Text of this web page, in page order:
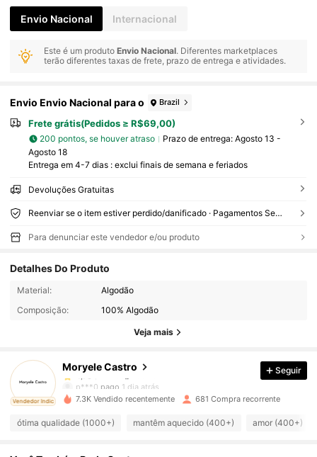
Envio Nacional Internacional
Este é um produtoEnvio Nacional. Diferentes marketplaces
terão diferentes taxas de frete, prazo de entrega e atividades.
Envio Envio Nacional para o Brazil
Frete grátis(Pedidos ≥ R$69,00)
200 pontos, se houver atraso Prazo de entrega: Agosto 13 -
Agosto 18
Entrega em 4-7 dias : exclui finais de semana e feriados
Devoluções Gratuitas
Reenviar se o item estiver perdido/danificado · Pagamentos Seguros · Proteção de privacidade
Para denunciar este vendedor e/ou produto
Detalhes Do Produto
Material:
Algodão
Composição:
100% Algodão
Veja mais
Vendedor Indicado
Moryele Castro
1.1K Seguidores
4,78
1.1K Seguidores
p***0
1 dia atrás
Seguir
7.3K Vendido recentemente 681 Compra recorrente
ótima qualidade (1000+) mantêm aquecido (400+) amor (400+)